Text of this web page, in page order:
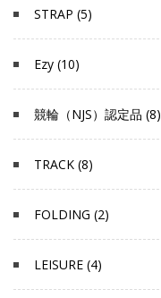
STRAP (5)
Ezy (10)
競輪（NJS）認定品 (8)
TRACK (8)
FOLDING (2)
LEISURE (4)